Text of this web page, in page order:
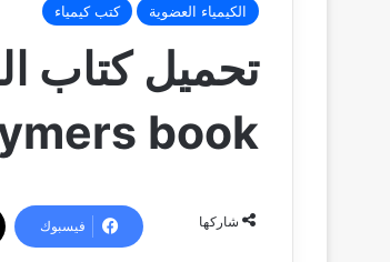
الكيمياء العضوية كتب كيمياء
تحميل كتاب
book
شاركها فيسبوك